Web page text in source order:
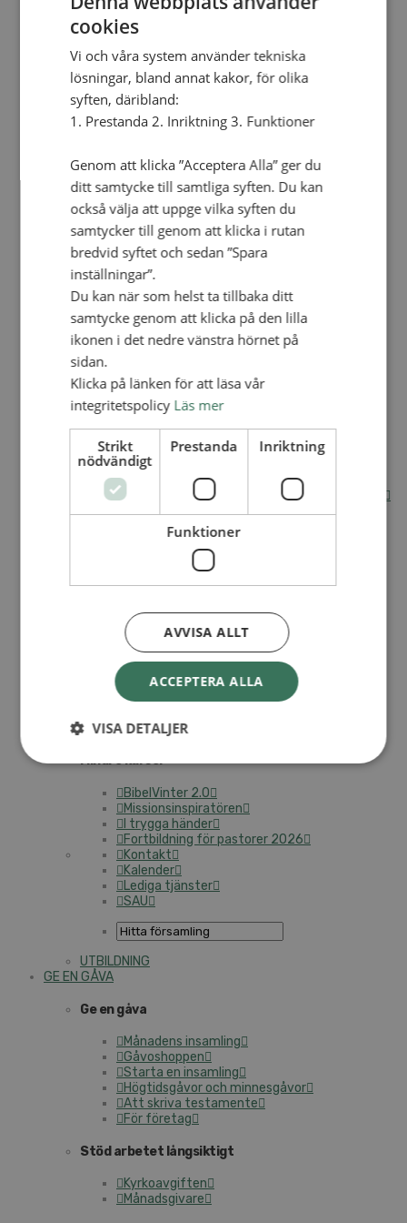
Personalförsäkringar
SAMP – personalförbundet
Kalender
Lediga tjänster
SAU
VAD VI GÖR
VAD VI GÖR
Våra arbeten
Här finns vi
Nationellt
Nationella avdelningen
Nationella arbetsområden
Våra pionjära satsningar
Internationellt
Internationella avdelningen
Utsända och arbeten
Engagera dig internationellt
Missionsinspiratörens verktygslåda
Entreprenörskap, företagande och Guds rike
Kontakt
Kalender
Lediga tjänster
VAD VI GÖR
UTBILDNINGAR
Akademi för Ledarskap och Teologi
Apg29
Mindre kurser
BibelVinter 2.0
Missionsinspiratören
I trygga händer
Fortbildning för pastorer 2026
Kontakt
Kalender
Lediga tjänster
SAU
UTBILDNING
GE EN GÅVA
Ge en gåva
Månadens insamling
Gåvoshoppen
Starta en insamling
Högtidsgåvor och minnesgåvor
Att skriva testamente
För företag
Stöd arbetet långsiktigt
Kyrkoavgiften
Månadsgivare
cookies
Vi och våra system använder tekniska
lösningar, bland annat kakor, för olika
syften, däribland:
1. Prestanda 2. Inriktning 3. Funktioner
Genom att klicka ”Acceptera Alla” ger du
ditt samtycke till samtliga syften. Du kan
också välja att uppge vilka syften du
samtycker till genom att klicka i rutan
bredvid syftet och sedan ”Spara
inställningar”.
Du kan när som helst ta tillbaka ditt
samtycke genom att klicka på den lilla
ikonen i det nedre vänstra hörnet på
sidan.
Klicka på länken för att läsa vår
integritetspolicy Läs mer
Strikt
nödvändigt
Prestanda Inriktning
Funktioner
ACCEPTERA ALLA
AVVISA ALLT
VISA DETALJER